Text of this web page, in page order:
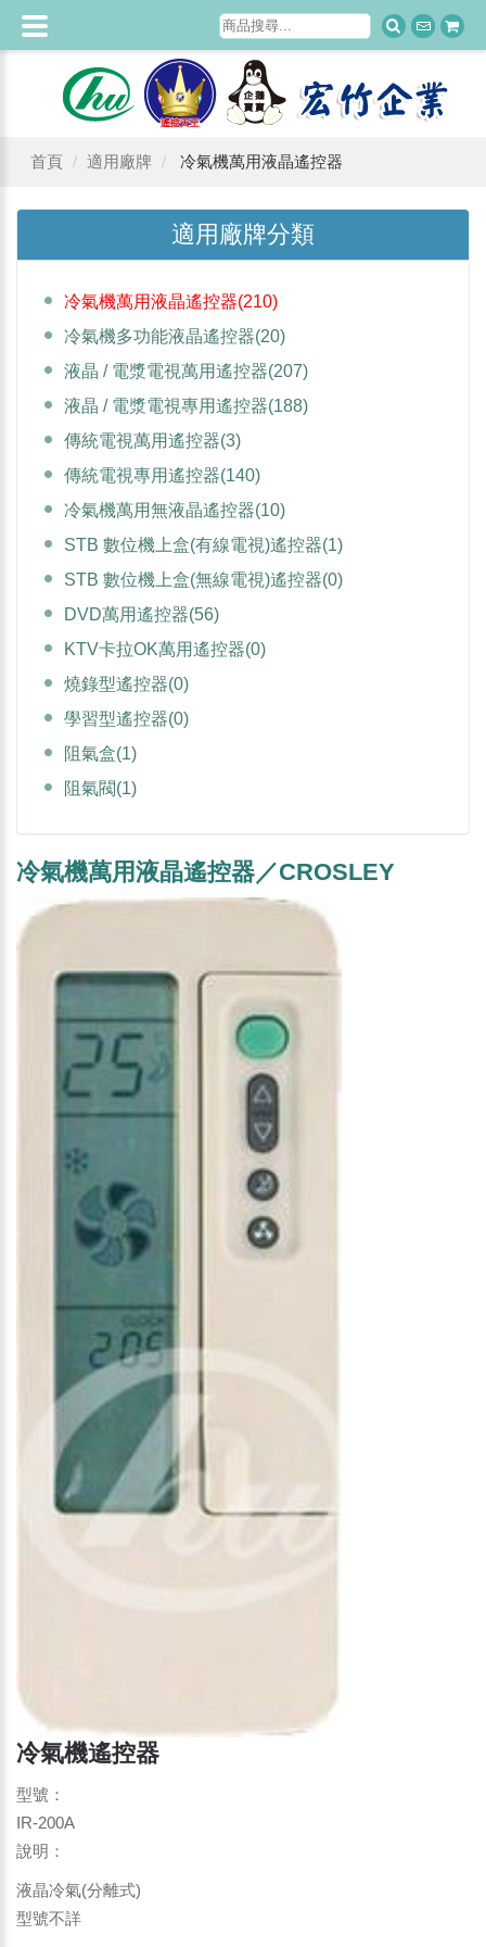
首頁 適用廠牌 冷氣機萬用液晶遙控器
適用廠牌分類
冷氣機萬用液晶遙控器(210)
冷氣機多功能液晶遙控器(20)
液晶 / 電漿電視萬用遙控器(207)
液晶 / 電漿電視專用遙控器(188)
傳統電視萬用遙控器(3)
傳統電視專用遙控器(140)
冷氣機萬用無液晶遙控器(10)
STB 數位機上盒(有線電視)遙控器(1)
STB 數位機上盒(無線電視)遙控器(0)
DVD萬用遙控器(56)
KTV卡拉OK萬用遙控器(0)
燒錄型遙控器(0)
學習型遙控器(0)
阻氣盒(1)
阻氣閥(1)
冷氣機萬用液晶遙控器／CROSLEY
冷氣機遙控器
型號：
IR-200A
說明：
液晶冷氣(分離式)
型號不詳